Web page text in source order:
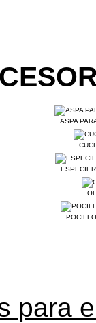
ASPA
para